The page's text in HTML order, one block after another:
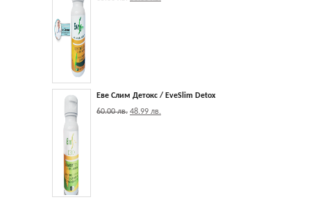
Еве Слим Детокс / EveSlim Detox
60.00лв. 48.99 лв.